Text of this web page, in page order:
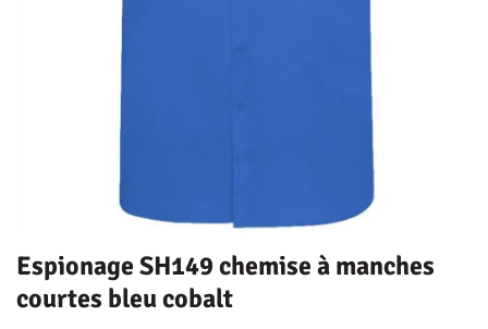
Espionage SH149 chemise à manches
courtes bleu cobalt